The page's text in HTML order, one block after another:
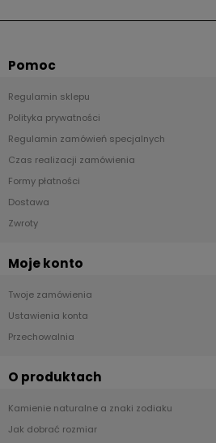
Pomoc
Regulamin sklepu
Polityka prywatności
Regulamin zamówień specjalnych
Czas realizacji zamówienia
Formy płatności
Dostawa
Zwroty
Moje konto
Twoje zamówienia
Ustawienia konta
Przechowalnia
O produktach
Kamienie naturalne a znaki zodiaku
Jak dobrać rozmiar